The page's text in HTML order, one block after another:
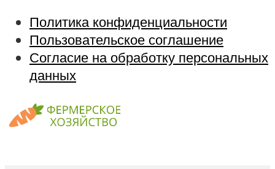
Политика конфиденциальности
Пользовательское соглашение
Согласие на обработку персональных
данных